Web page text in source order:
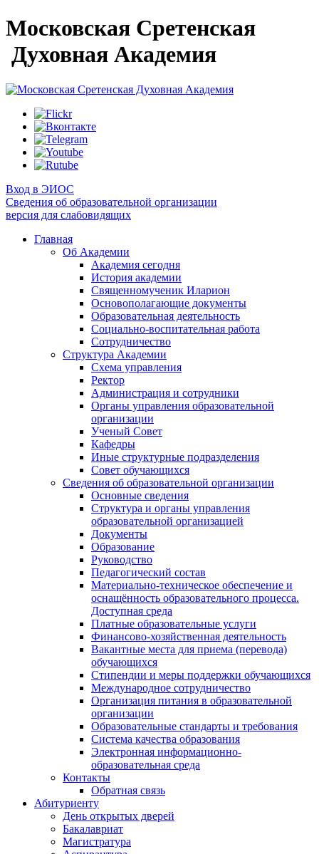
Московская Сретенская
Духовная Академия
Вход в ЭИОС
Сведения об образовательной организации
версия для слабовидящих
Главная
Об Академии
Академия сегодня
История академии
Священномученик Иларион
Основополагающие документы
Образовательная деятельность
Социально-воспитательная работа
Сотрудничество
Структура Академии
Схема управления
Ректор
Администрация и сотрудники
Органы управления образовательной
организации
Ученый Совет
Кафедры
Иные структурные подразделения
Совет обучающихся
Сведения об образовательной организации
Основные сведения
Структура и органы управления
образовательной организацией
Документы
Образование
Руководство
Педагогический состав
Материально-техническое обеспечение и
оснащённость образовательного процесса.
Доступная среда
Платные образовательные услуги
Финансово-хозяйственная деятельность
Вакантные места для приема (перевода)
обучающихся
Стипендии и меры поддержки обучающихся
Международное сотрудничество
Организация питания в образовательной
организации
Образовательные стандарты и требования
Система качества образования
Электронная информационно-
образовательная среда
Контакты
Обратная связь
Абитуриенту
День открытых дверей
Бакалавриат
Магистратура